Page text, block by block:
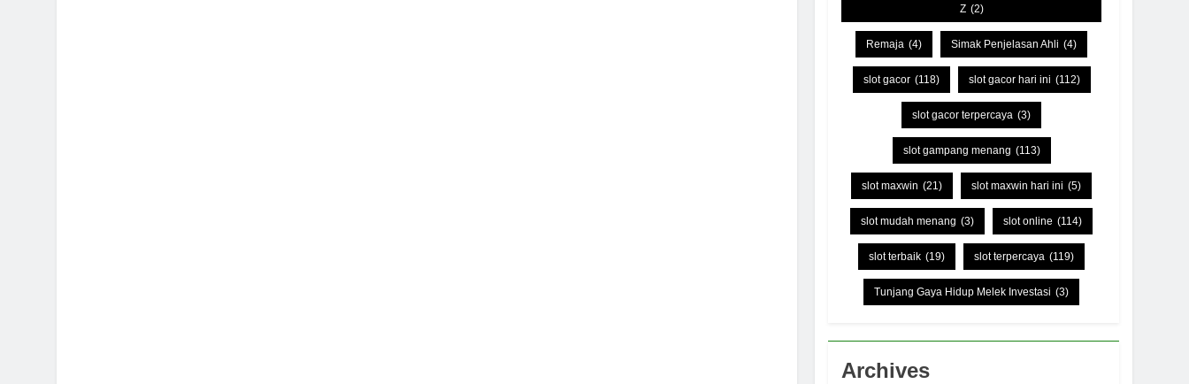
Z (2)
Remaja (4) Simak Penjelasan Ahli (4)
slot gacor (118) slot gacor hari ini (112)
slot gacor terpercaya (3)
slot gampang menang (113)
slot maxwin (21) slot maxwin hari ini (5)
slot mudah menang (3) slot online (114)
slot terbaik (19) slot terpercaya (119)
Tunjang Gaya Hidup Melek Investasi (3)
Archives